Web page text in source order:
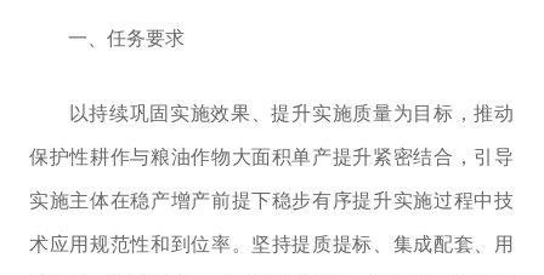
一、任务要求
以持续巩固实施效果、提升实施质量为目标，推动
保护性耕作与粮油作物大面积单产提升紧密结合， 引导
实施主体在稳产增产前提下稳步有序提升实施过程中技
术应用规范性和到位率。 坚持提质提标、集成配套、用